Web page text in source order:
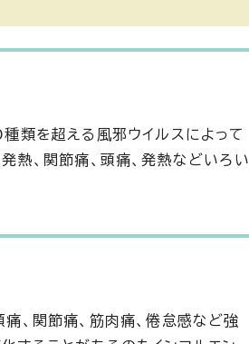
類を超える風邪ウイルスによって
熱、関節痛、頭痛、発熱などいろい
、関節痛、筋肉痛、倦怠感など強